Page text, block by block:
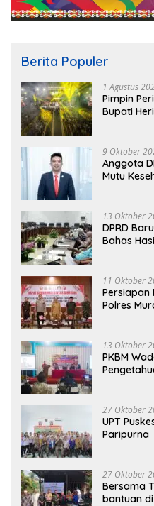
Berita Populer
1 Agustus
Pimpin
Bupati
9 Oktober
Anggota
Mutu
13 Oktober
DPRD
Bahas
11 Oktober
Persiapan
Polres
13 Oktober
PKBM
27 Oktober
UPT
Paripurna
27 Oktober
Bersama
bantuan